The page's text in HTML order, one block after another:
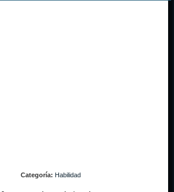
Categoría: Habilidad